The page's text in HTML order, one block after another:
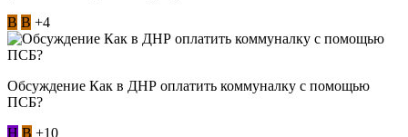
В В +4
Обсуждение Как в ДНР оплатить коммуналку с помощью
ПСБ?
Н В +10